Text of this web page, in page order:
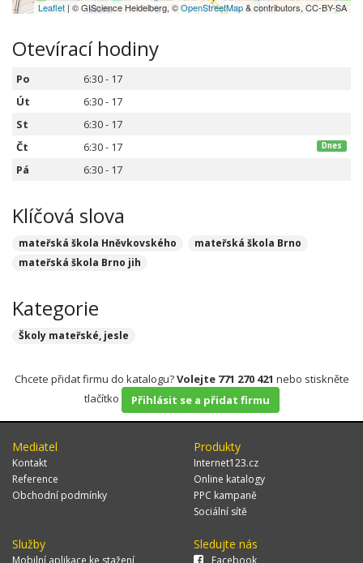
Leaflet | © GIScience Heidelberg, ©OpenStreetMap& contributors, CC-BY-SA
Otevírací hodiny
Po
6:30 - 17
Út
6:30 - 17
St
6:30 - 17
Čt
6:30 - 17 Dnes
Pá 6:30 - 17
Klíčová slova
mateřská škola Hněvkovského
mateřská škola Brno
mateřská škola Brno jih
Kategorie
Školy mateřské, jesle
Chcete přidat firmu do katalogu?Volejte 771 270 421 nebo stiskněte
tlačítko
Přihlásit se a přidat firmu
Mediatel
Kontakt
Reference
Obchodní podmínky
Produkty
Internet123.cz
Online katalogy
PPC kampaně
Sociální sítě
Služby
Mobilní aplikace ke stažení
Sledujte nás
Facebook